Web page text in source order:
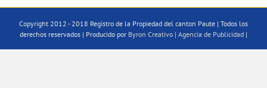
Copyright 2012 - 2018 Registro de la Propiedad del canton Paute | Todos los
derechos reservados | Producido por Byron Creativo | Agencia de Publicidad |